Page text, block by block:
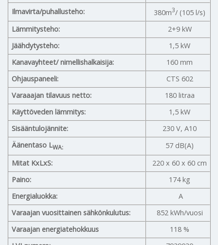
Ilmavirta/puhallusteho:
380m3/ (105 l/s)
Lämmitysteho:
2+9 kW
Jäähdytysteho:
1,5 kW
Kanavayhteet/ nimellishalkaisija:
160 mm
Ohjauspaneeli:
CTS 602
Varaaajan tilavuus netto:
180 litraa
Käyttöveden lämmitys:
1,5 kW
Sisääntulojännite:
230 V, A10
Äänentaso LWA:
57 dB(A)
Mitat KxLxS:
220 x 60 x 60 cm
Paino:
174 kg
Energialuokka:
A
Varaajan vuosittainen sähkönkulutus:
852 kWh/vuosi
Varaajan energiatehokkuus
118 %